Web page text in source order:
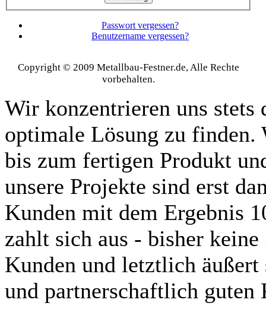
Passwort vergessen?
Benutzername vergessen?
Copyright © 2009 Metallbau-Festner.de, Alle Rechte
vorbehalten.
Wir konzentrieren uns stets
optimale Lösung zu
bis zum fertigen Produkt
unsere Projekte sind erst
Kunden mit dem Ergebnis
zahlt sich aus - bisher
Kunden und letztlich
und partnerschaftlich guten